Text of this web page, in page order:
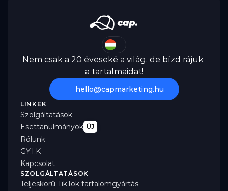
Nem csak a 20 éveseké a világ, de bízd rájuk
a tartalmaidat!
hello@capmarketing.hu
LINKEK
Szolgáltatások
Esettanulmányok ÚJ
Rólunk
GY.I.K
Kapcsolat
SZOLGÁLTATÁSOK
Teljeskörű TikTok tartalomgyártás